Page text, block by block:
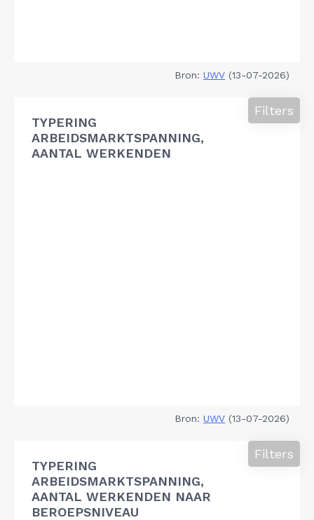
Bron: UWV (13-07-2026)
TYPERING
ARBEIDSMARKTSPANNING,
AANTAL WERKENDEN
Filters
Bron: UWV (13-07-2026)
TYPERING
ARBEIDSMARKTSPANNING,
AANTAL WERKENDEN NAAR
BEROEPSNIVEAU
Filters